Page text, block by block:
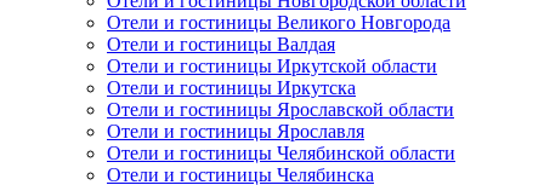
Отели и гостиницы Великого Новгорода
Отели и гостиницы Валдая
Отели и гостиницы Иркутской области
Отели и гостиницы Иркутска
Отели и гостиницы Ярославской области
Отели и гостиницы Ярославля
Отели и гостиницы Челябинской области
Отели и гостиницы Челябинска